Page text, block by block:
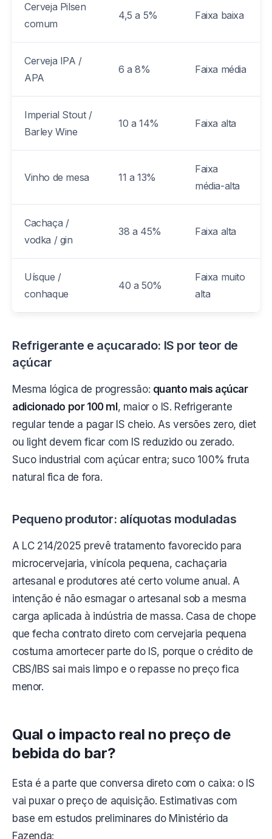
Cerveja Pilsen
comum
4,5 a 5% Faixa baixa
Cerveja IPA /
APA
6 a 8% Faixa média
Imperial Stout /
Barley Wine
10 a 14% Faixa alta
Vinho de mesa 11 a 13%
Faixa
média-alta
Cachaça /
vodka / gin
38 a 45% Faixa alta
Uísque /
conhaque
40 a 50%
Faixa muito
alta
Refrigerante e açucarado: IS por teor de
açúcar
Mesma lógica de progressão: quanto mais açúcar
adicionado por 100 ml , maior o IS. Refrigerante
regular tende a pagar IS cheio. As versões zero, diet
ou light devem ficar com IS reduzido ou zerado.
Suco industrial com açúcar entra; suco 100% fruta
natural fica de fora.
Pequeno produtor: alíquotas moduladas
A LC 214/2025 prevê tratamento favorecido para
microcervejaria, vinícola pequena, cachaçaria
artesanal e produtores até certo volume anual. A
intenção é não esmagar o artesanal sob a mesma
carga aplicada à indústria de massa. Casa de chope
que fecha contrato direto com cervejaria pequena
costuma amortecer parte do IS, porque o crédito de
CBS/IBS sai mais limpo e o repasse no preço fica
menor.
Qual o impacto real no preço de
bebida do bar?
Esta é a parte que conversa direto com o caixa: o IS
vai puxar o preço de aquisição. Estimativas com
base em estudos preliminares do Ministério da
Fazenda: